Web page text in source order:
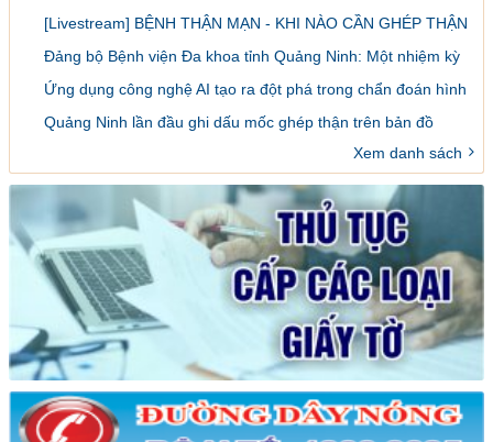
dược lâm sàng
[Livestream] BỆNH THẬN MẠN - KHI NÀO CẦN GHÉP THẬN
VÀ LÀM SAO ĐỂ ĐĂNG KÝ GHÉP
Đảng bộ Bệnh viện Đa khoa tỉnh Quảng Ninh: Một nhiệm kỳ
đổi mới, sáng tạo và đột phá
Ứng dụng công nghệ AI tạo ra đột phá trong chẩn đoán hình
ảnh y khoa
Quảng Ninh lần đầu ghi dấu mốc ghép thận trên bản đồ
Xem danh sách